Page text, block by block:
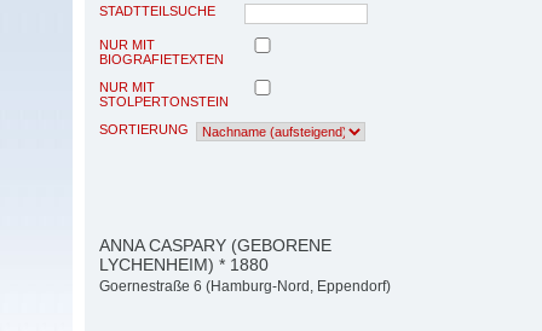
STADTTEILSUCHE
NUR MIT
BIOGRAFIETEXTEN
NUR MIT
STOLPERTONSTEIN
SORTIERUNG
ANNA CASPARY (GEBORENE
LYCHENHEIM) * 1880
Goernestraße 6 (Hamburg-Nord, Eppendorf)